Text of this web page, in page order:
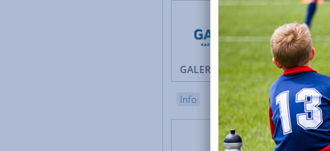
Drogerie & Pflege
Elektronik & Haushaltgeräte
Energieversorger
Versicherungen & Finanzen
Weihnachten
GALERIA
Info Info